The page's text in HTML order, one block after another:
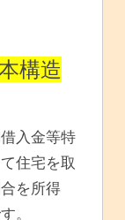
構造
入金等特
住宅を取
を所得
。